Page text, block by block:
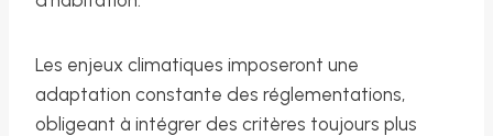
Les enjeux climatiques imposeront une
adaptation constante des réglementations,
obligeant à intégrer des critères toujours plus